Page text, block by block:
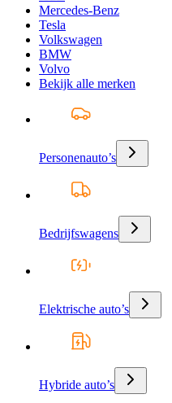
Mercedes-Benz
Tesla
Volkswagen
BMW
Volvo
Bekijk alle merken
Personenauto’s
Bedrijfswagens
Elektrische auto’s
Hybride auto’s